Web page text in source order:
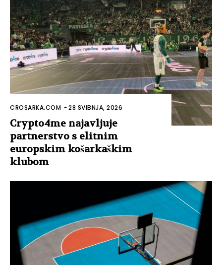
CROSARKA.COM -28 SVIBNJA, 2026
Crypto4me najavljuje
partnerstvo s elitnim
europskim košarkaškim
klubom